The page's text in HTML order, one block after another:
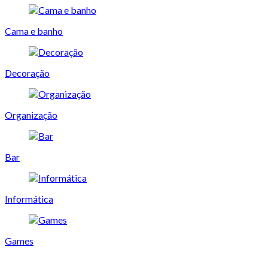
Cama e banho
Decoração
Organização
Bar
Informática
Games